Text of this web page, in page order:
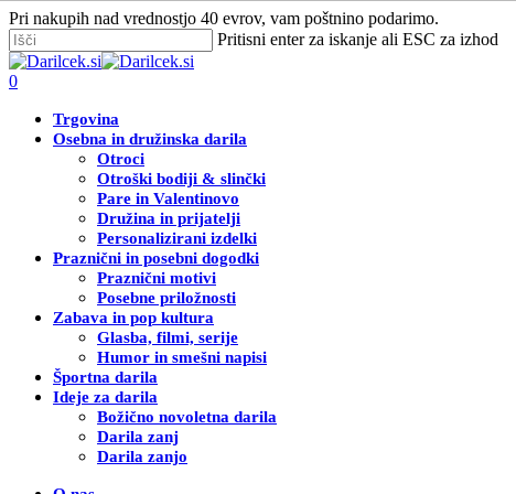
Skip
to
main
content
Pri nakupih nad vrednostjo 40 evrov, vam poštnino podarimo.
Pritisni enter za iskanje ali ESC za izhod
Zapri
iskanje
Išči
0
Trgovina
Osebna in družinska darila
Otroci
Otroški bodiji & slinčki
Pare in Valentinovo
Družina in prijatelji
Personalizirani izdelki
Praznični in posebni dogodki
Praznični motivi
Posebne priložnosti
Zabava in pop kultura
Glasba, filmi, serije
Humor in smešni napisi
Športna darila
Ideje za darila
Božično novoletna darila
Darila zanj
Darila zanjo